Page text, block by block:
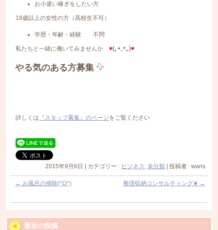
お小遣い稼ぎをしたい方
18歳以上の女性の方（高校生不可）
学歴・年齢・経験 不問
私たちと一緒に働いてみませんか♥(｡￫‿￩｡)♥
やる気のある方募集
詳しくは 『スタッフ募集』のページをご覧ください
2015年9月6日 カテゴリー : ビジネス, 未分類 投稿者 : wans
← お風呂の掃除(^O^) 整理収納コンサルティング❦ →
最近の投稿